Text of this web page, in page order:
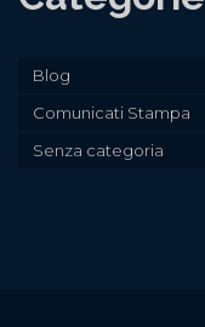
Blog
Comunicati Stampa
Senza categoria